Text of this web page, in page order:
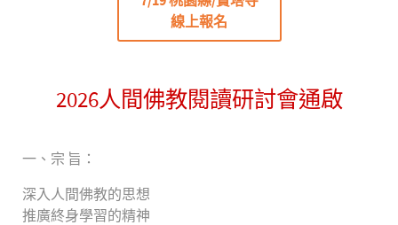
線上報名
2026人間佛教閱讀研討會通啟
一、宗 旨：
深入人間佛教的思想
推廣終身學習的精神